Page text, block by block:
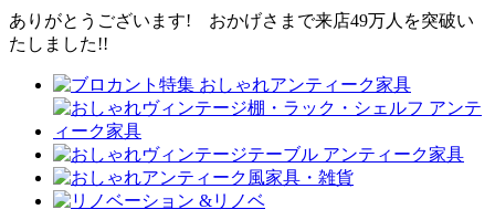
ありがとうございます! おかげさまで来店49万人を突破い
たしました!!